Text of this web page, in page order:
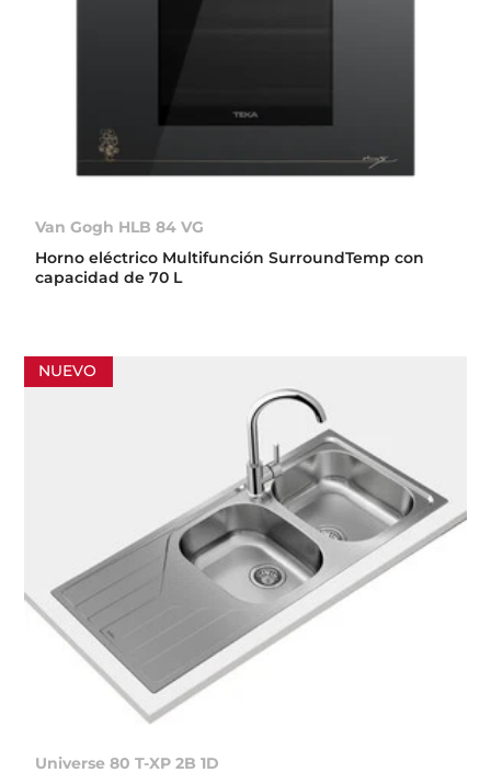
Van Gogh HLB 84 VG
Horno eléctrico Multifunción SurroundTemp con
capacidad de 70 L
NUEVO
Universe 80 T-XP 2B 1D